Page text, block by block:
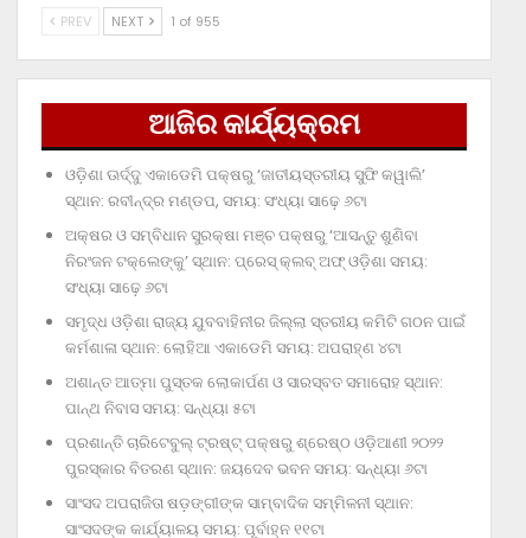
PREV NEXT 1 of 955
ଆଜିର କାର୍ଯ୍ୟକ୍ରମ
ଓଡ଼ିଶା ଊର୍ଦ୍ଦୁ ଏକାଡେମି ପକ୍ଷରୁ ‘ଜାତୀୟସ୍ତରୀୟ ସୁଫି କୱାଲି’
ସ୍ଥାନ: ରବୀନ୍ଦ୍ର ମଣ୍ଡପ, ସମୟ: ସଂଧ୍ୟା ସାଢ଼େ ୬ଟା
ଅକ୍ଷର ଓ ସମ୍ବିଧାନ ସୁରକ୍ଷା ମଞ୍ଚ ପକ୍ଷରୁ ‘ଆସନ୍ତୁ ଶୁଣିବା
ନିରଂଜନ ଟକ୍‌ଲେଙ୍କୁ’ ସ୍ଥାନ: ପ୍ରେସ୍‌ କ୍ଲବ୍‌ ଅଫ୍‌ ଓଡ଼ିଶା ସମୟ:
ସଂଧ୍ୟା ସାଢ଼େ ୬ଟା
ସମୃଦ୍ଧ ଓଡ଼ିଶା ରାଜ୍ୟ ଯୁବବାହିନୀର ଜିଲ୍ଲା ସ୍ତରୀୟ କମିଟି ଗଠନ ପାଇଁ
କର୍ମଶାଳା ସ୍ଥାନ: ଲୋହିଆ ଏକାଡେମି ସମୟ: ଅପରାହ୍‌ଣ ୪ଟା
ଅଶାନ୍ତ ଆତ୍ମା ପୁସ୍ତକ ଲୋକାର୍ପଣ ଓ ସାରସ୍ବତ ସମାରୋହ ସ୍ଥାନ:
ପାନ୍ଥ ନିବାସ ସମୟ: ସନ୍ଧ୍ୟା ୫ଟା
ପ୍ରଶାନ୍ତି ଚାରିଟେବୁଲ୍‌ ଟ୍ରଷ୍ଟ୍‌ ପକ୍ଷରୁ ଶ୍ରେଷ୍ଠ ଓଡ଼ିଆଣୀ ୨୦୨୨
ପୁରସ୍କାର ବିତରଣ ସ୍ଥାନ: ଜୟଦେବ ଭବନ ସମୟ: ସନ୍ଧ୍ୟା ୬ଟା
ସାଂସଦ ଅପରାଜିତା ଷଡ଼ଙ୍ଗୀଙ୍କ ସାମ୍ବାଦିକ ସମ୍ମିଳନୀ ସ୍ଥାନ:
ସାଂସଦଙ୍କ କାର୍ଯ୍ୟାଳୟ ସମୟ: ପୂର୍ବାହ୍ନ ୧୧ଟା